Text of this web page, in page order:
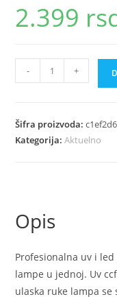
2.399
led
za
Nokte
- +
Šifra proizvoda:
Kategorija:Aktuelno
Opis
Profesionalna uv i
lampe u jednoj. Uv
ulaska ruke lampa se